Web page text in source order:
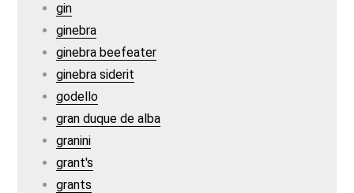
gin
ginebra
ginebra beefeater
ginebra siderit
godello
gran duque de alba
granini
grant's
grants